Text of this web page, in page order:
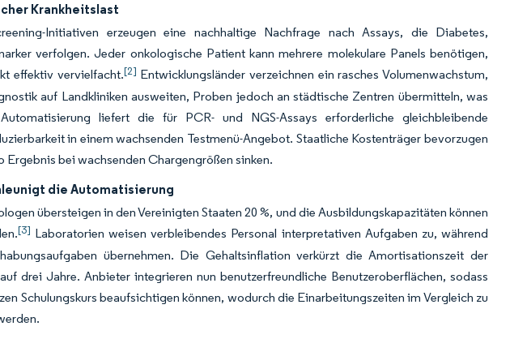
Krankheitslast
Initiativen erzeugen eine nachhaltige Nachfrage nach Assays, die Diabetes,
verfolgen. Jeder onkologische Patient kann mehrere molekulare Panels benötigen,
effektiv vervielfacht.[2] Entwicklungsländer verzeichnen ein rasches Volumenwachstum,
auf Landkliniken ausweiten, Proben jedoch an städtische Zentren übermitteln, was
liefert die für PCR- und NGS-Assays erforderliche gleichbleibende
in einem wachsenden Testmenü-Angebot. Staatliche Kostenträger bevorzugen
bei wachsenden Chargengrößen sinken.
die Automatisierung
übersteigen in den Vereinigten Staaten 20 %, und die Ausbildungskapazitäten können
[3] Laboratorien weisen verbleibendes Personal interpretativen Aufgaben zu, während
übernehmen. Die Gehaltsinflation verkürzt die Amortisationszeit der
drei Jahre. Anbieter integrieren nun benutzerfreundliche Benutzeroberflächen, sodass
Schulungskurs beaufsichtigen können, wodurch die Einarbeitungszeiten im Vergleich zu